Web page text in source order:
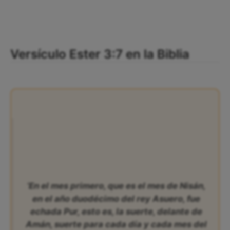
Versículo Ester 3:7 en la Biblia
‘En el mes primero, que es el mes de Nisán,
en el año duodécimo del rey Asuero, fue
echada Pur, esto es, la suerte, delante de
Amán, suerte para cada día y cada mes del